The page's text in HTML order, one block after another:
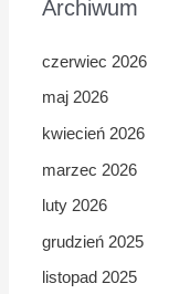
Archiwum
czerwiec 2026
maj 2026
kwiecień 2026
marzec 2026
luty 2026
grudzień 2025
listopad 2025